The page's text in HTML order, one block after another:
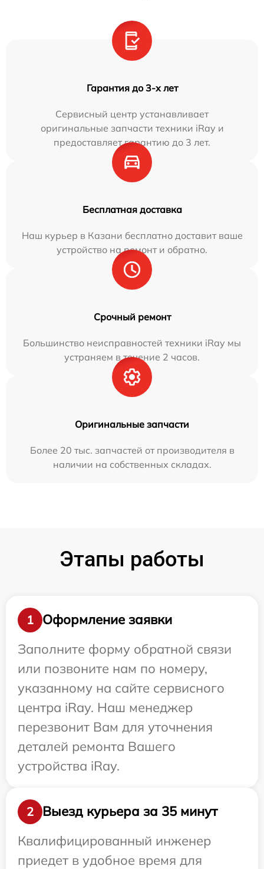
Гарантия до 3-х лет
Сервисный центр устанавливает
оригинальные запчасти техники iRay и
предоставляет гарантию до 3 лет.
Бесплатная доставка
Наш курьер в Казани бесплатно доставит ваше
устройство на ремонт и обратно.
Срочный ремонт
Большинство неисправностей техники iRay мы
устраняем в течение 2 часов.
Оригинальные запчасти
Более 20 тыс. запчастей от производителя в
наличии на собственных складах.
Этапы работы
1
Оформление заявки
Заполните форму обратной связи
или позвоните нам по номеру,
указанному на сайте сервисного
центра iRay. Наш менеджер
перезвонит Вам для уточнения
деталей ремонта Вашего
устройства iRay.
2
Выезд курьера за 35 минут
Квалифицированный инженер
приедет в удобное время для